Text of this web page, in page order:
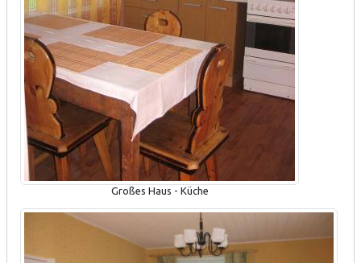
Großes Haus - Küche